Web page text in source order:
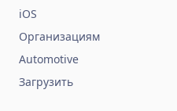
iOS
Организациям
Automotive
Загрузить